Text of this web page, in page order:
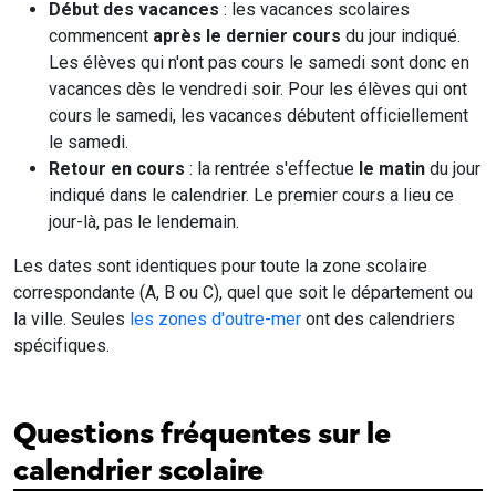
Début des vacances : les vacances scolaires
commencent après le dernier cours du jour indiqué.
Les élèves qui n'ont pas cours le samedi sont donc en
vacances dès le vendredi soir. Pour les élèves qui ont
cours le samedi, les vacances débutent officiellement
le samedi.
Retour en cours : la rentrée s'effectue le matin du jour
indiqué dans le calendrier. Le premier cours a lieu ce
jour-là, pas le lendemain.
Les dates sont identiques pour toute la zone scolaire
correspondante (A, B ou C), quel que soit le département ou
la ville. Seules les zones d'outre-mer ont des calendriers
spécifiques.
Questions fréquentes sur le
calendrier scolaire